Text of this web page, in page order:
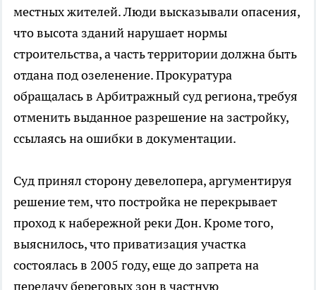
местных жителей. Люди высказывали опасения,
что высота зданий нарушает нормы
строительства, а часть территории должна быть
отдана под озеленение. Прокуратура
обращалась в Арбитражный суд региона, требуя
отменить выданное разрешение на застройку,
ссылаясь на ошибки в документации.
Суд принял сторону девелопера, аргументируя
решение тем, что постройка не перекрывает
проход к набережной реки Дон. Кроме того,
выяснилось, что приватизация участка
состоялась в 2005 году, еще до запрета на
передачу береговых зон в частную